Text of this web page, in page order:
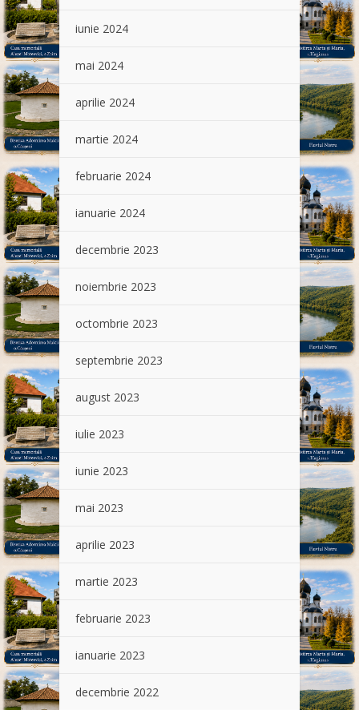
iunie 2024
mai 2024
aprilie 2024
martie 2024
februarie 2024
ianuarie 2024
decembrie 2023
noiembrie 2023
octombrie 2023
septembrie 2023
august 2023
iulie 2023
iunie 2023
mai 2023
aprilie 2023
martie 2023
februarie 2023
ianuarie 2023
decembrie 2022